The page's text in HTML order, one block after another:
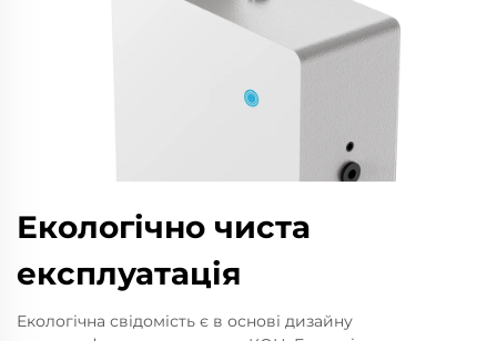
Екологічно чиста
експлуатація
Екологічна свідомість є в основі дизайну